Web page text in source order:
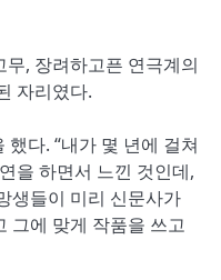
, 장려하고픈 연극계의
자리였다.
했다. “내가 몇 년에 걸쳐
을 하면서 느낀 것인데,
생들이 미리 신문사가
그에 맞게 작품을 쓰고